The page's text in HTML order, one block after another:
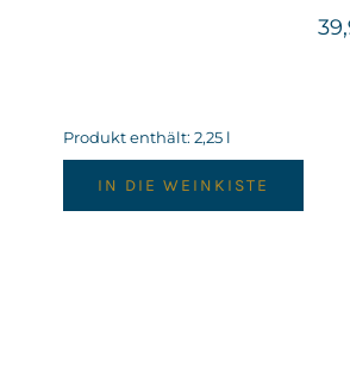
Produkt enthält: 2,25 l
IN DIE WEINKISTE